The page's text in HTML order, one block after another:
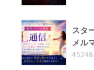
スタ
メル